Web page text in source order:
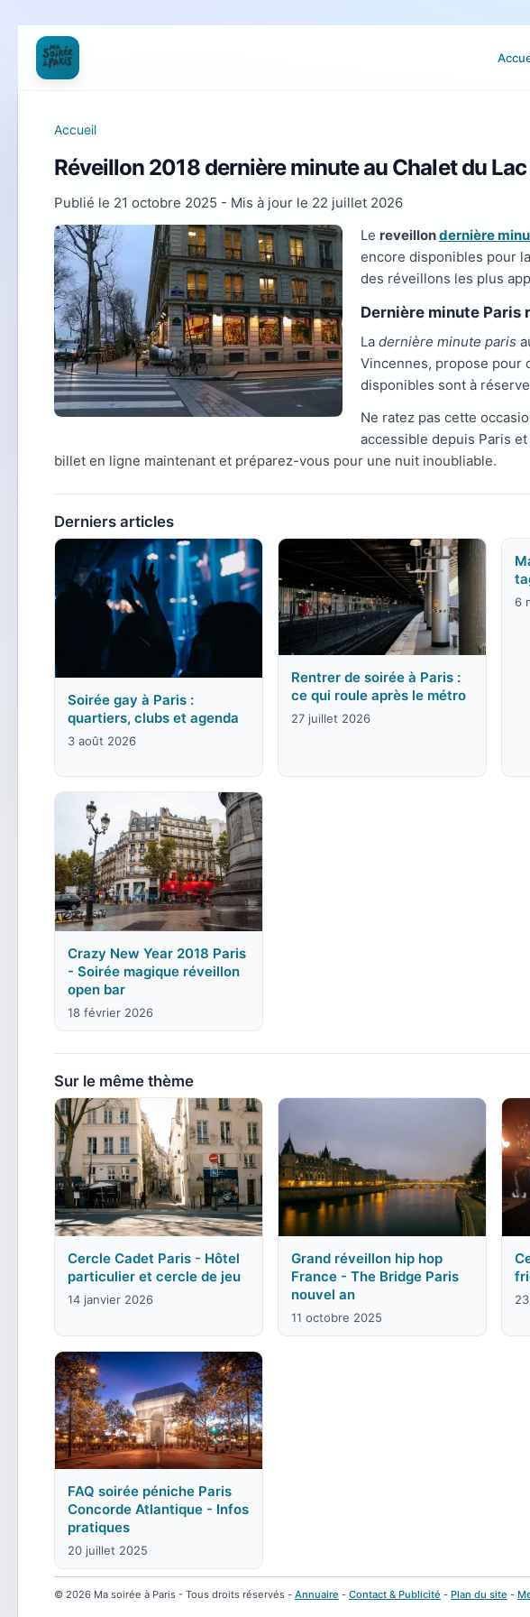
Accueil
Réveillon 2018 dernière minute au Chalet du
Publié le 21 octobre 2025 - Mis à jour le 22 juillet 2026
Le reveillondernière
encore disponibles pour
des réveillons les plus
Dernière minute Paris
La dernière minute paris
Vincennes, propose pour
disponibles sont à
Ne ratez pas cette
accessible depuis Paris
billet en ligne maintenant et préparez-vous pour une nuit inoubliable.
Derniers articles
Soirée gay à Paris :
quartiers, clubs et agenda
3 août 2026
Rentrer de soirée à Paris :
ce qui roule après le métro
27 juillet 2026
6
Crazy New Year 2018 Paris
- Soirée magique réveillon
open bar
18 février 2026
Sur le même thème
Cercle Cadet Paris - Hôtel
particulier et cercle de jeu
14 janvier 2026
Grand réveillon hip hop
France - The Bridge Paris
nouvel an
11 octobre 2025
FAQ soirée péniche Paris
Concorde Atlantique - Infos
pratiques
20 juillet 2025
© 2026 Ma soirée à Paris - Tous droits réservés - Annuaire - Contact & Publicité - Plan du site -